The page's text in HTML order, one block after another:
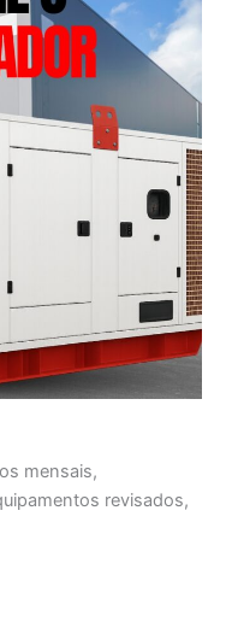
mensais,
revisados,